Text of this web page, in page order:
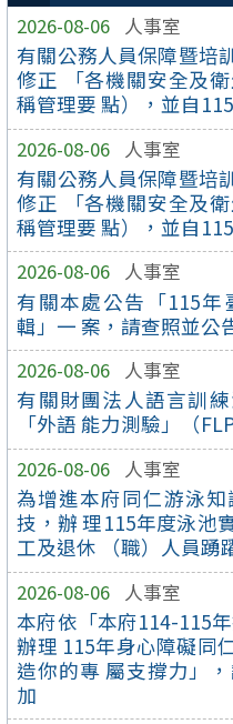
2026-08-06 人事室
有關公務人員保障暨培
修正 「各機關安全及
稱管理要 點），並自
2026-08-06 人事室
有關公務人員保障暨培
修正 「各機關安全及
稱管理要 點），並自
2026-08-06 人事室
有關本處公告「115
輯」一 案，請查照並公
2026-08-06 人事室
有關財團法人語言訓
「外語 能力測驗」（
2026-08-06 人事室
為增進本府同仁游泳
技，辦 理115年度泳池
工及退休 （職）人員踴
2026-08-06 人事室
本府依「本府114-115
辦理 115年身心障礙同
造你的專 屬支撐力」
加